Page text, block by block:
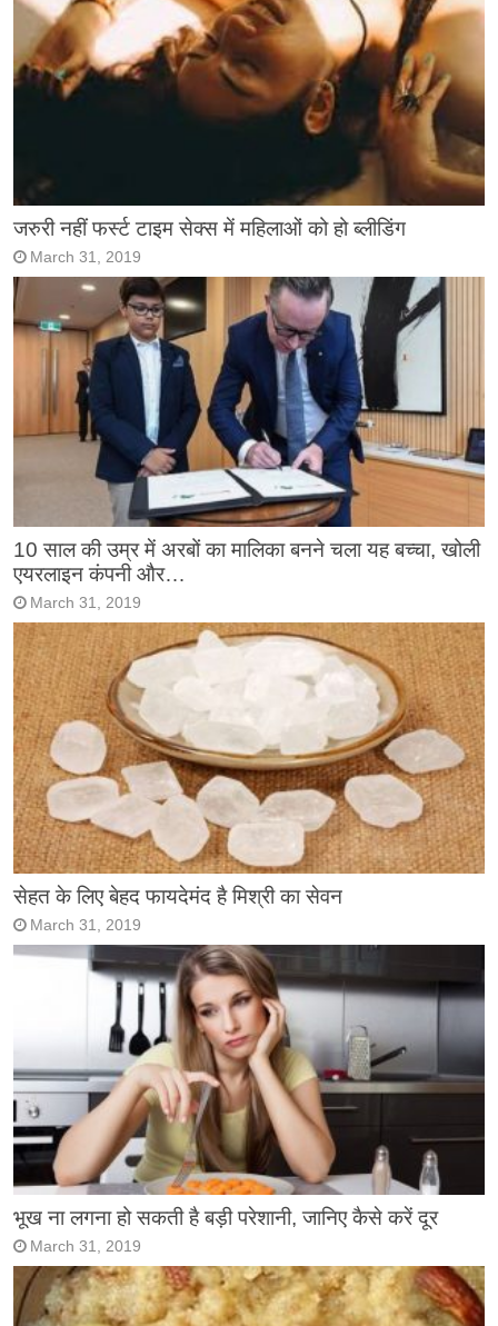
जरुरी नहीं फर्स्ट टाइम सेक्स में महिलाओं को हो ब्लीडिंग
March 31, 2019
10 साल की उम्र में अरबों का मालिका बनने चला यह बच्चा, खोली
एयरलाइन कंपनी और…
March 31, 2019
सेहत के लिए बेहद फायदेमंद है मिश्री का सेवन
March 31, 2019
भूख ना लगना हो सकती है बड़ी परेशानी, जानिए कैसे करें दूर
March 31, 2019